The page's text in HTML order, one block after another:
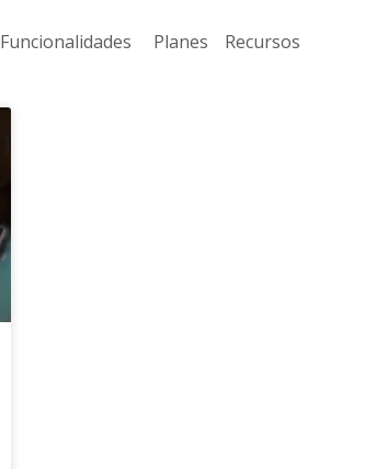
Funcionalidades Planes Recursos